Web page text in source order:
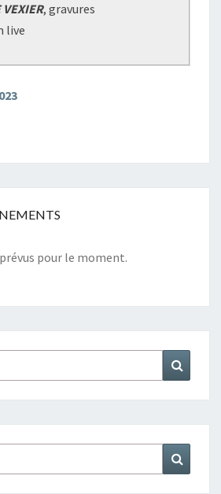
, gravures
live
pour le moment.